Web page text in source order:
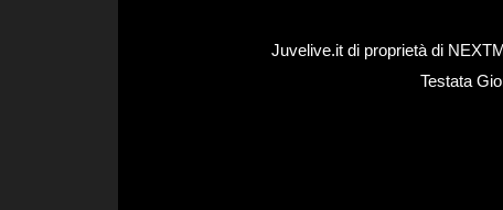
Juvelive.it di proprietà di
Testata